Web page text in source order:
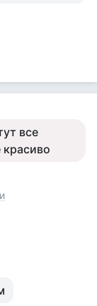
все
красиво